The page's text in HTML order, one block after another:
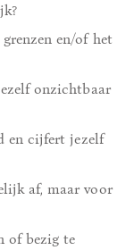
en/of het
onzichtbaar
en cijfert jezelf
af, maar voor
of bezig te